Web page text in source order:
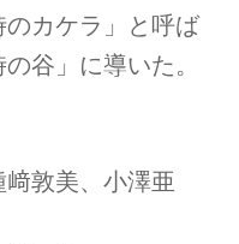
のカケラ」と呼ば
谷」に導いた。
敦美、小澤亜